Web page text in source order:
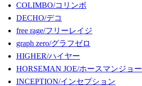
COLIMBO/コリンボ
DECHO/デコ
free rage/フリーレイジ
graph zero/グラフゼロ
HIGHER/ハイヤー
HORSEMAN JOE/ホースマンジョー
INCEPTION/インセプション